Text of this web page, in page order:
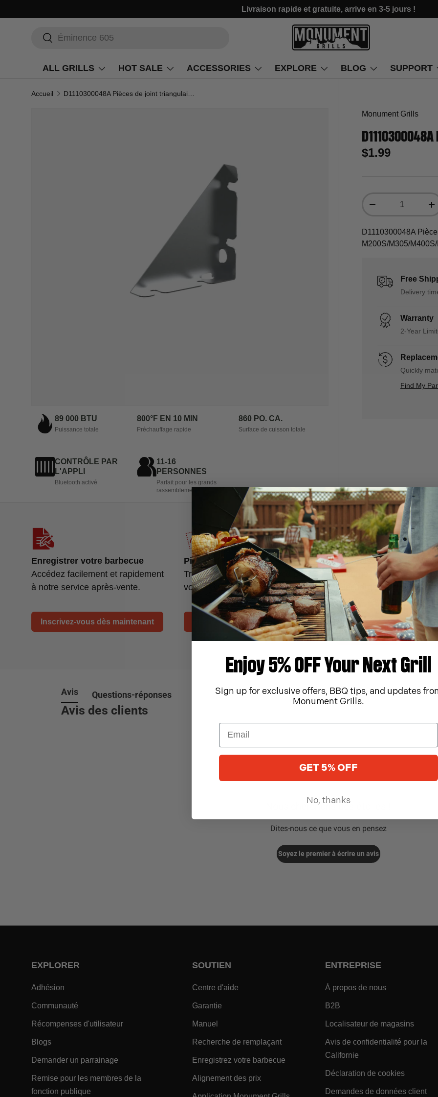
Livraison rapide et gratuite, arrive en 3-5 jours !
Recherche
Rechercher
ALL GRILLS HOT SALE ACCESSORIES EXPLORE BLOG SUPPORT
Accueil
89 000 BTU
Puissance totale
800°F EN 10 MIN
Préchauffage rapide
860 PO. CA.
Surface de cuisson totale
CONTRÔLE PAR
L'APPLI
Bluetooth activé
11-16
PERSONNES
Parfait pour les grands
rassemblements
Monument Grills
$1.99
+
D1110300048A
M200S/M305/
Free
Delivery
Warranty
2-Year
Quickly
Find My
Enregistrer votre barbecue
Accédez facilement et rapidement
à notre service après-vente.
Inscrivez-vous dès maintenant
Pièces de rechange
Trouvez une nouvelle pièce pour
votre barbecue Monument.
Rechercher des pièces
Manuels et vidéos
Imprimez, prévisualisez
téléchargez la
relative à votre barbecue.
Télécharger
Avis Questions-réponses
Avis des clients
Nous cherchons des étoiles !
Dites-nous ce que vous en pensez
Soyez le premier à écrire un avis
EXPLORER
Adhésion
Communauté
Récompenses d'utilisateur- Within EXPLORER Footer Link
Blogs
Demander un parrainage - Within EXPLORER Footer Link
Remise pour les membres de la
fonction publique
SOUTIEN
Centre d'aide- Within SOUTIEN Footer Link
Garantie- Within SOUTIEN Footer Link
Manuel - Within SOUTIEN Footer Link
Recherche de remplaçant- Within SOUTIEN Footer Link
Enregistrez votre barbecue- Within SOUTIEN Footer Link
Alignement des prix- Within SOUTIEN Footer Link
- Within SOUTIEN Footer Link
ENTREPRISE
À propos de nous
B2B
Localisateur de magasins
Avis de confidentialité pour la
Californie
Déclaration de cookies
Demandes de données client-
Enjoy 5% OFF Your Next Grill
Sign up for exclusive offers, BBQ tips, and updates
Monument Grills.
GET 5% OFF
No, thanks